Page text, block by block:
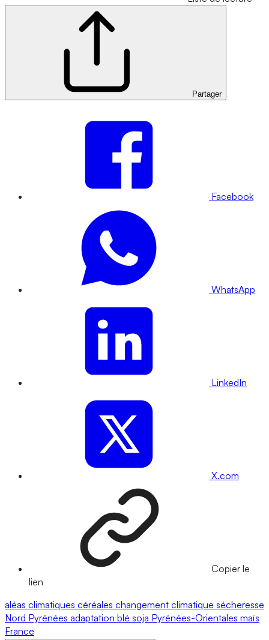
Partager
Facebook
WhatsApp
LinkedIn
X.com
Copier le
lien
aléas climatiques céréales changement climatique sécheresse
Nord Pyrénées adaptation blé soja Pyrénées-Orientales maïs
France